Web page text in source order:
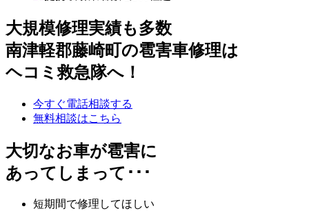
大規模修理実績も多数
南津軽郡藤崎町の雹害車修理は
ヘコミ救急隊へ！
今すぐ電話相談する
無料相談はこちら
大切なお車が雹害に
あってしまって･･･
短期間で修理してほしい